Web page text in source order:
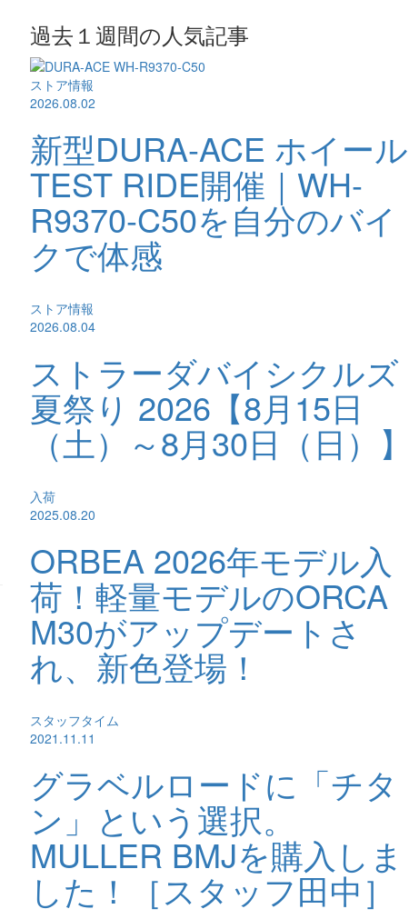
過去１週間の人気記事
ストア情報
2026.08.02
新型DURA-ACE ホイール
TEST RIDE開催｜WH-
R9370-C50を自分のバイ
クで体感
ストア情報
2026.08.04
ストラーダバイシクルズ
夏祭り 2026【8月15日
（土）～8月30日（日）】
入荷
2025.08.20
ORBEA 2026年モデル入
荷！軽量モデルのORCA
M30がアップデートさ
れ、新色登場！
スタッフタイム
2021.11.11
グラベルロードに「チタ
ン」という選択。
MULLER BMJを購入しま
した！［スタッフ田中］